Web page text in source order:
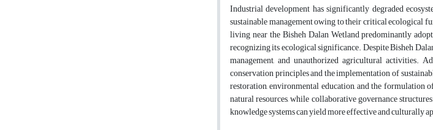
Industrial development has significantly degraded
sustainable management owing to their critical ecological
living near the Bisheh Dalan Wetland predominantly
recognizing its ecological significance. Despite Bisheh
management, and unauthorized agricultural activities.
conservation principles and the implementation of
restoration, environmental education, and the
natural resources, while collaborative governance
knowledge systems can yield more effective and culturally